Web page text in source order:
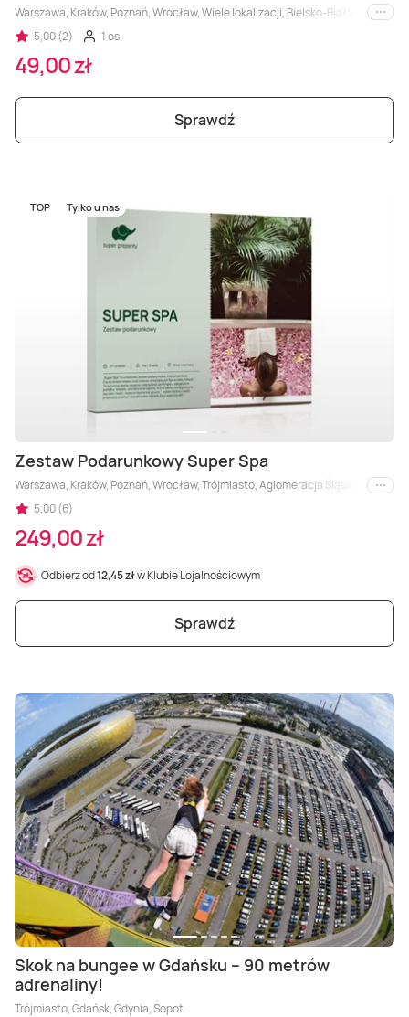
Warszawa, Kraków, Poznań, Wrocław, Wiele lokalizacji, Bielsko-Biała,
i inne
5,00 (2)
1 os.
49,00 zł
Sprawdź
TOP Tylko u nas
Zestaw Podarunkowy Super Spa
Warszawa, Kraków, Poznań, Wrocław, Trójmiasto, Aglomeracja Śląska, Łódź,i inne
5,00 (6)
249,00 zł
Odbierz od12,45 złw Klubie Lojalnościowym
Sprawdź
Skok na bungee w Gdańsku – 90 metrów
adrenaliny!
Trójmiasto, Gdańsk, Gdynia, Sopot